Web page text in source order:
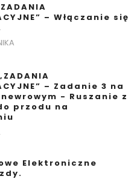
– Włączanie się
– Zadanie 3 na
- Ruszanie z
przodu na
Elektroniczne